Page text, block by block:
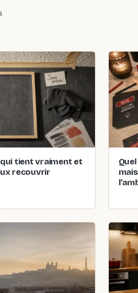
tient vraiment et
recouvrir